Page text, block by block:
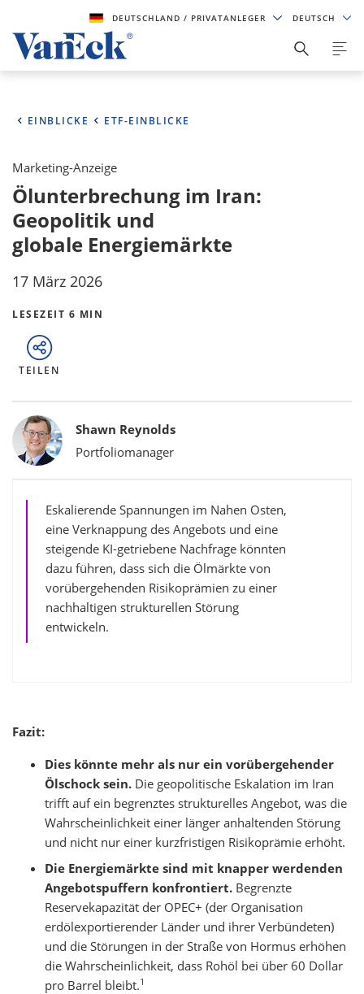
DEUTSCHLAND/ PRIVATANLEGER DEUTSCH
EINBLICKE ETF-EINBLICKE
Marketing-Anzeige
Ölunterbrechung im Iran:
Geopolitik und
globale Energiemärkte
17 März 2026
LESEZEIT 6 MIN
TEILEN
Bylines
Shawn Reynolds
Portfoliomanager
Eskalierende Spannungen im Nahen Osten,
eine Verknappung des Angebots und eine
steigende KI-getriebene Nachfrage könnten
dazu führen, dass sich die Ölmärkte von
vorübergehenden Risikoprämien zu einer
nachhaltigen strukturellen Störung
entwickeln.
Fazit:
Dies könnte mehr als nur ein vorübergehender
Ölschock sein. Die geopolitische Eskalation im Iran
trifft auf ein begrenztes strukturelles Angebot, was die
Wahrscheinlichkeit einer länger anhaltenden Störung
und nicht nur einer kurzfristigen Risikoprämie erhöht.
Die Energiemärkte sind mit knapper werdenden
Angebotspuffern konfrontiert. Begrenzte
Reservekapazität der OPEC+ (der Organisation
erdölexportierender Länder und ihrer Verbündeten)
und die Störungen in der Straße von Hormus erhöhen
die Wahrscheinlichkeit, dass Rohöl bei über 60 Dollar
pro Barrel bleibt.1